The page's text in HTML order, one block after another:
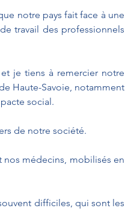
notre pays fait face à une
travail des professionnels
je tiens à remercier notre
Haute-Savoie, notamment
social.
de notre société.
médecins, mobilisés en
difficiles, qui sont les